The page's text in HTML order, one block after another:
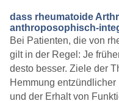
dass rheumatoide
anthroposophisch-
Bei Patienten, die von
gilt in der Regel: Je
desto besser. Ziele der
Hemmung
und der Erhalt von